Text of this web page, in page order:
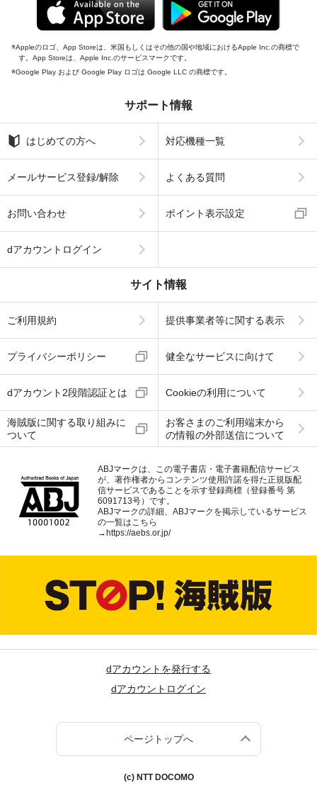
Appleのロゴ、App Storeは、米国もしくはその他の国や地域におけるApple Inc.の商標で
す。App Storeは、Apple Inc.のサービスマークです。
Google Play および Google Play ロゴは Google LLC の商標です。
サポート情報
はじめての方へ 対応機種一覧
メールサービス登録/解除 よくある質問
お問い合わせ ポイント表示設定
dアカウントログイン
サイト情報
ご利用規約 提供事業者等に関する表示
プライバシーポリシー 健全なサービスに向けて
dアカウント2段階認証とは Cookieの利用について
海賊版に関する取り組みに
ついて
お客さまのご利用端末から
の情報の外部送信について
ABJマークは、この電子書店・電子書籍配信サービス
が、著作権者からコンテンツ使用許諾を得た正規版配
信サービスであることを示す登録商標（登録番号 第
6091713号）です。
ABJマークの詳細、ABJマークを掲示しているサービス
の一覧はこちら
→https://aebs.or.jp/
dアカウントを発行する
dアカウントログイン
ページトップへ
(c) NTT DOCOMO